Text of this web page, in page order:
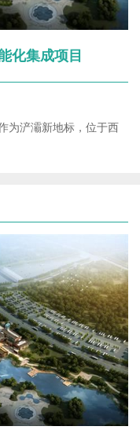
化集成项目
为浐灞新地标，位于西